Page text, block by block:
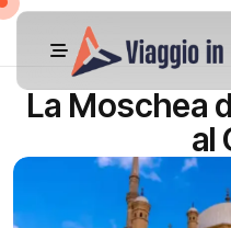
La Moschea
al